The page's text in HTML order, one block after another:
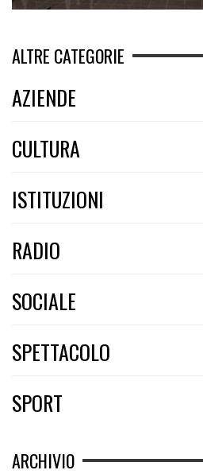
ALTRE CATEGORIE
AZIENDE
CULTURA
ISTITUZIONI
RADIO
SOCIALE
SPETTACOLO
SPORT
ARCHIVIO